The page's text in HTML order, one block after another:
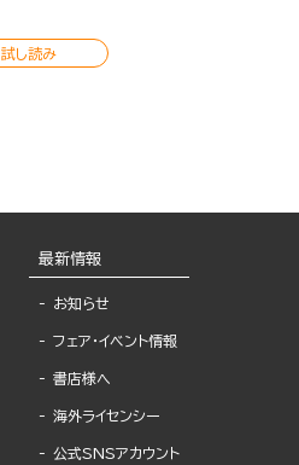
試し読み
最新情報
お知らせ
フェア・イベント情報
書店様へ
海外ライセンシー
公式SNSアカウント